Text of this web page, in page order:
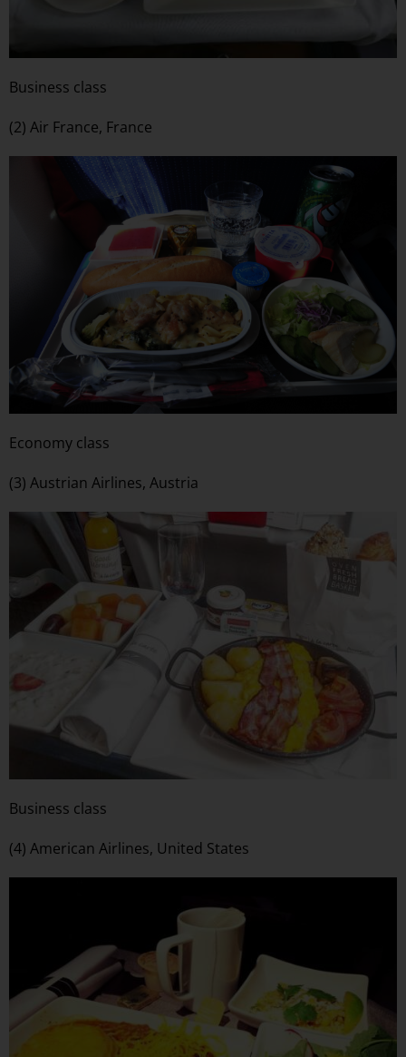
Business class
(2) Air France, France
Economy class
(3) Austrian Airlines, Austria
Business class
(4) American Airlines, United States